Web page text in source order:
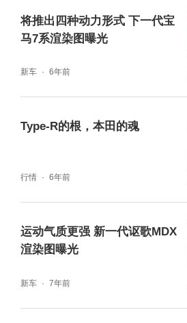
将推出四种动力形式 下一代宝
马7系渲染图曝光
新车 6年前
Type-R的根，本田的魂
行情 6年前
运动气质更强 新一代讴歌MDX
渲染图曝光
新车 7年前